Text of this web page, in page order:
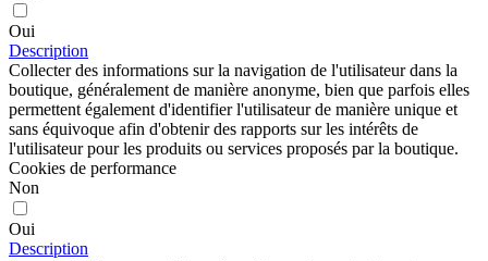
Oui
Description
Collecter des informations sur la navigation de l'utilisateur dans la
boutique, généralement de manière anonyme, bien que parfois elles
permettent également d'identifier l'utilisateur de manière unique et
sans équivoque afin d'obtenir des rapports sur les intérêts de
l'utilisateur pour les produits ou services proposés par la boutique.
Cookies de performance
Non
Oui
Description